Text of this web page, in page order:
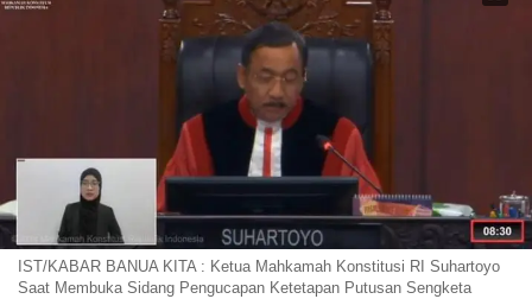
IST/KABAR BANUA KITA : Ketua Mahkamah Konstitusi RI Suhartoyo
Saat Membuka Sidang Pengucapan Ketetapan Putusan Sengketa